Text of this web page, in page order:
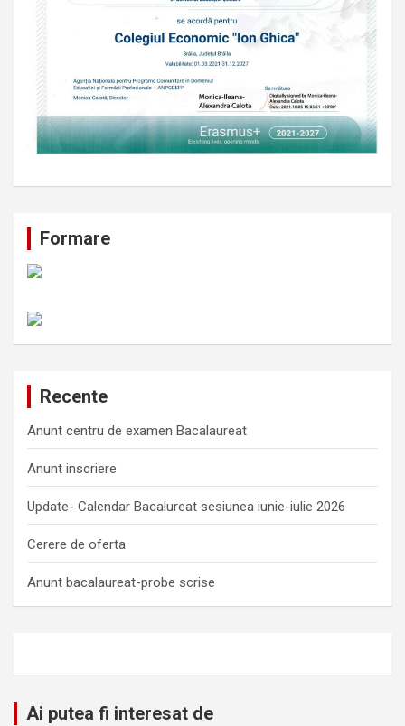
Formare
Recente
Anunt centru de examen Bacalaureat
Anunt inscriere
Update- Calendar Bacalureat sesiunea iunie-iulie 2026
Cerere de oferta
Anunt bacalaureat-probe scrise
Ai putea fi interesat de